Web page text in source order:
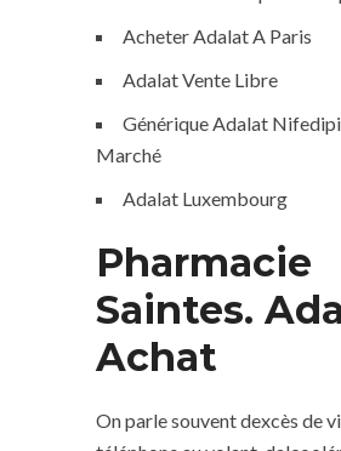
Acheter Adalat A Paris
Adalat Vente Libre
Générique Adalat
Marché
Adalat Luxembourg
Pharmacie
Saintes.
Achat
On parle souvent dexcès de